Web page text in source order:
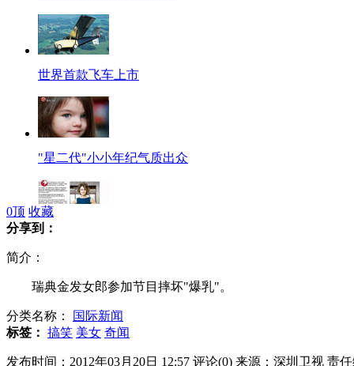
世界首款飞车上市
"星二代"小小年纪气质出众
《面对面》单霁翔：让故宫更有尊严
0顶 收藏
分享到：
简介：
瑞典金发女郎参加节目摔坏"爆乳"。
分类名称：
国际新闻
标签： 搞笑 美女 奇闻
发布时间：2012年03月20日 12:57 评论(0) 来源：深圳卫视 责